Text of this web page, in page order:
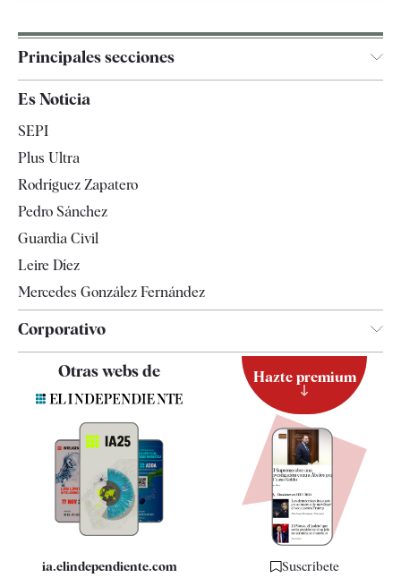
Principales secciones
España
Televisión
Es Noticia
SEPI
Plus Ultra
Rodríguez Zapatero
Pedro Sánchez
Guardia Civil
Leire Díez
Mercedes González Fernández
Corporativo
Contacto
Quiénes somos
Especificaciones
Otras webs de
ia.elindependiente.com
Hazte premium
Suscríbete